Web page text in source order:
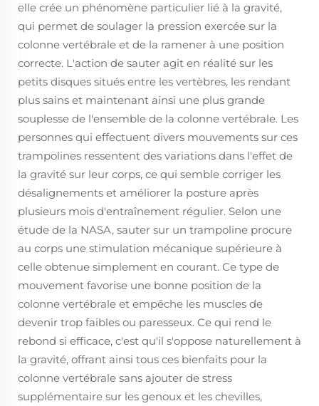
elle crée un phénomène particulier lié à la gravité,
qui permet de soulager la pression exercée sur la
colonne vertébrale et de la ramener à une position
correcte. L'action de sauter agit en réalité sur les
petits disques situés entre les vertèbres, les rendant
plus sains et maintenant ainsi une plus grande
souplesse de l'ensemble de la colonne vertébrale. Les
personnes qui effectuent divers mouvements sur ces
trampolines ressentent des variations dans l'effet de
la gravité sur leur corps, ce qui semble corriger les
désalignements et améliorer la posture après
plusieurs mois d'entraînement régulier. Selon une
étude de la NASA, sauter sur un trampoline procure
au corps une stimulation mécanique supérieure à
celle obtenue simplement en courant. Ce type de
mouvement favorise une bonne position de la
colonne vertébrale et empêche les muscles de
devenir trop faibles ou paresseux. Ce qui rend le
rebond si efficace, c'est qu'il s'oppose naturellement à
la gravité, offrant ainsi tous ces bienfaits pour la
colonne vertébrale sans ajouter de stress
supplémentaire sur les genoux et les chevilles,